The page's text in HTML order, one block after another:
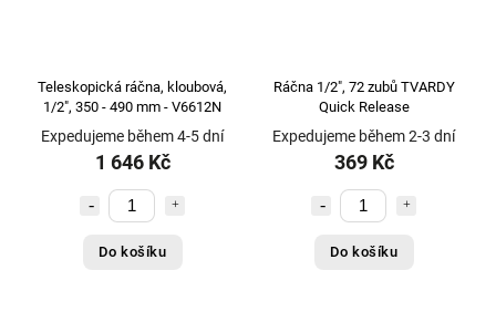
Teleskopická ráčna, kloubová,
1/2", 350 - 490 mm - V6612N
Expedujeme během 4-5 dní
1 646 Kč
Do košíku
Ráčna 1/2", 72 zubů TVARDY
Quick Release
Expedujeme během 2-3 dní
369 Kč
Do košíku